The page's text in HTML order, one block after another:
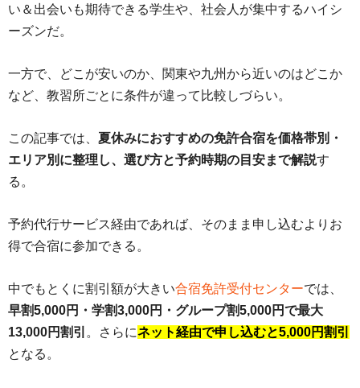
い＆出会いも期待できる学生や、社会人が集中するハイシ
ーズンだ。
一方で、どこが安いのか、関東や九州から近いのはどこか
など、教習所ごとに条件が違って比較しづらい。
この記事では、 夏休みにおすすめの免許合宿を価格帯別・
エリア別に整理し、選び方と予約時期の目安まで解説す
る。
予約代行サービス経由であれば、そのまま申し込むよりお
得で合宿に参加できる。
中でもとくに割引額が大きい合宿免許受付センターでは、
早割5,000円・学割3,000円・グループ割5,000円で最大
13,000円割引 。さらにネット経由で申し込むと5,000円割引
となる。